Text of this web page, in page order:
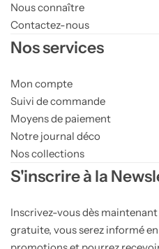
Nous connaître
Contactez-nous
Nos services
Mon compte
Suivi de commande
Moyens de paiement
Notre journal déco
Nos collections
S'inscrire à la
Inscrivez-vous dès
gratuite, vous serez informé